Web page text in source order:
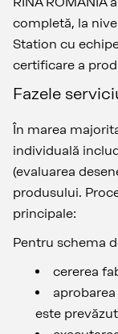
completă, la
Station cu
certificare a
Fazele
În marea
individuală
(evaluarea
produsului.
principale:
Pentru schema
cererea
este